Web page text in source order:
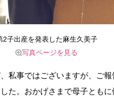
2子出産を発表した麻生久美子
写真ページを見る
私事ではございますが、ご
た。おかげさまで母子ともに